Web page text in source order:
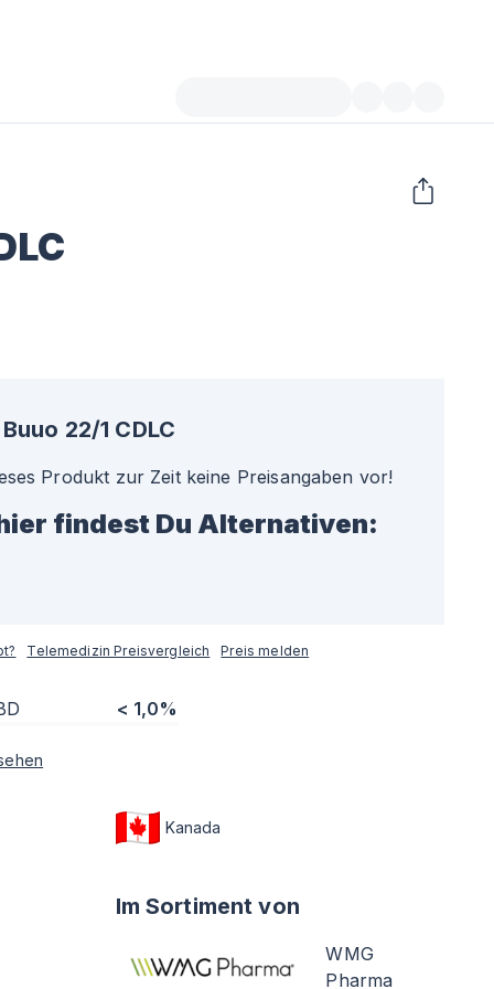
Buuo 22/1 CDLC
Produkt zur Zeit keine Preisangaben vor!
findest Du Alternativen:
Telemedizin Preisvergleich Preis melden
< 1,0%
Kanada
Im Sortiment von
WMG
Pharma